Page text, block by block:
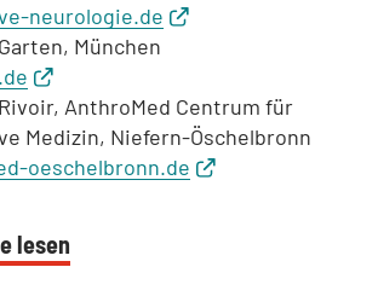
neurologie.de
München
AnthroMed Centrum für
Medizin, Niefern-Öschelbronn
oeschelbronn.de
lesen